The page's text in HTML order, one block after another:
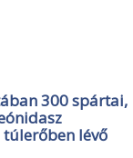
300 spártai,
túlerőben lévő